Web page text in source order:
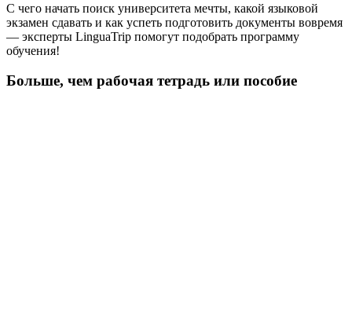
С чего начать поиск университета мечты, какой языковой
экзамен сдавать и как успеть подготовить документы вовремя
— эксперты LinguaTrip помогут подобрать программу
обучения!
Больше, чем рабочая тетрадь или пособие